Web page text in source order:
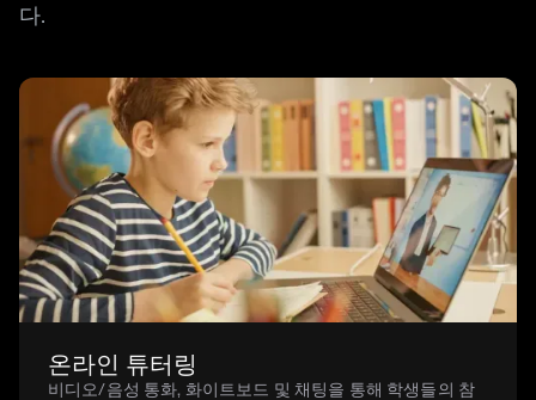
다.
온라인 튜터링
비디오/음성 통화, 화이트보드 및 채팅을 통해 학생들의 참